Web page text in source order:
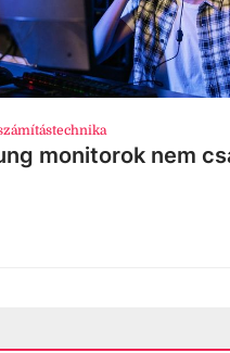
monitorok nem